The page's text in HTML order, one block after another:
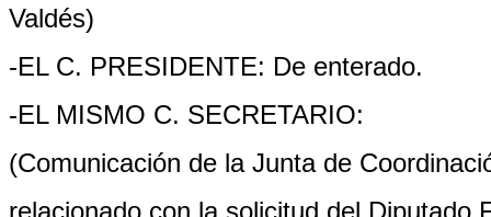
Valdés)
-EL C. PRESIDENTE: De enterado.
-EL MISMO C. SECRETARIO:
(Comunicación de la Junta de
relacionado con la solicitud del Diputado